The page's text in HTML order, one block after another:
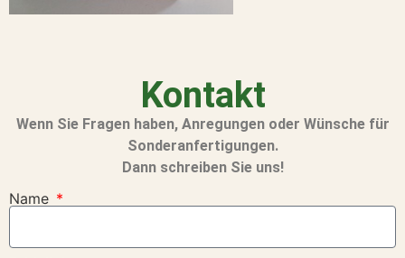
Kontakt
Wenn Sie Fragen haben, Anregungen oder Wünsche für
Sonderanfertigungen.
Dann schreiben Sie uns!
Name